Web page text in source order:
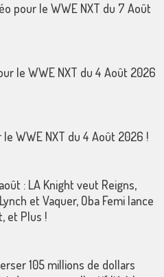
pour le WWE NXT du 7 Août
le WWE NXT du 4 Août 2026
WWE NXT du 4 Août 2026 !
: LA Knight veut Reigns,
et Vaquer, Oba Femi lance
et Plus !
105 millions de dollars